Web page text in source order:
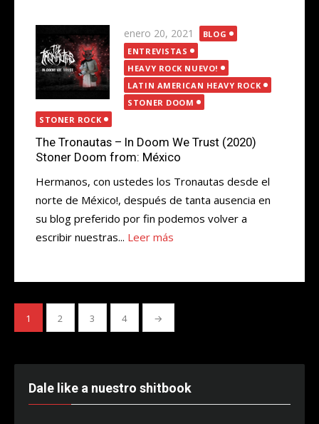
Publicada
el
enero 20, 2021
BLOG
ENTREVISTAS
HEAVY ROCK NUEVO!
LATIN AMERICAN HEAVY ROCK
STONER DOOM
STONER ROCK
The Tronautas – In Doom We Trust (2020)
Stoner Doom from: México
Hermanos, con ustedes los Tronautas desde el
norte de México!, después de tanta ausencia en
su blog preferido por fin podemos volver a
escribir nuestras... Leer más
Paginación
de
1 2 3 4 →
Dale like a nuestro shitbook